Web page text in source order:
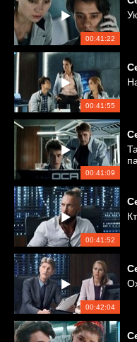
00:41:22
00:41:55
00:41:09
00:41:52
00:42:04